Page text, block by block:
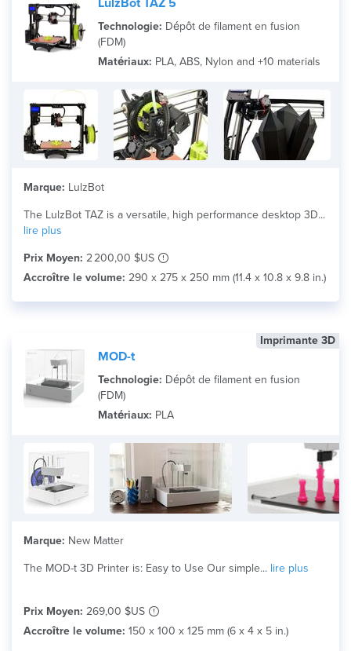
LulzBot TAZ 5
Technologie: Dépôt de filament en fusion
(FDM)
Matériaux: PLA, ABS, Nylon and +10 materials
Marque: LulzBot
The LulzBot TAZ is a versatile, high performance desktop 3D...
lire plus
Prix Moyen: 2 200,00 $US
Accroître le volume: 290 x 275 x 250 mm (11.4 x 10.8 x 9.8 in.)
Imprimante 3D
MOD-t
Technologie: Dépôt de filament en fusion
(FDM)
Matériaux: PLA
Marque: New Matter
The MOD-t 3D Printer is: Easy to Use Our simple... lire plus
Prix Moyen: 269,00 $US
Accroître le volume: 150 x 100 x 125 mm (6 x 4 x 5 in.)